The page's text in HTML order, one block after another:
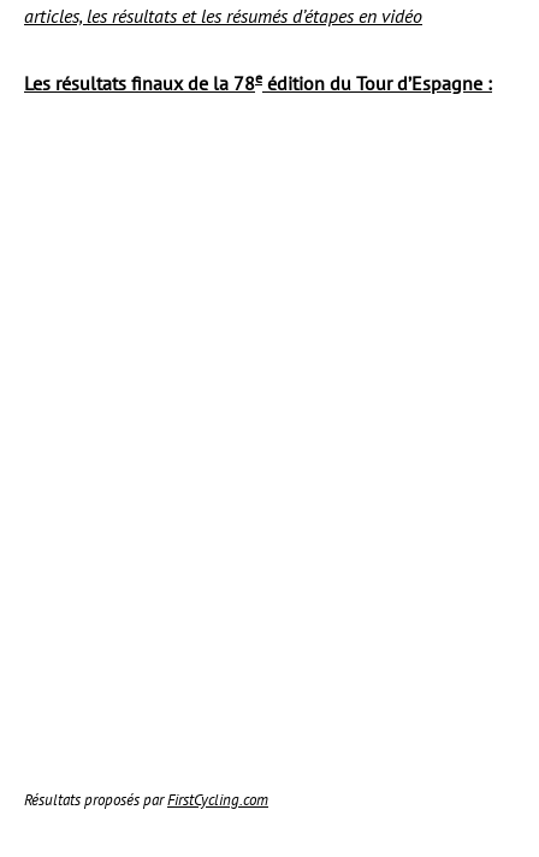
articles, les résultats et les résumés d’étapes en vidéo
Les résultats finaux de la 78e édition du Tour d’Espagne :
Résultats proposés parFirstCycling.com